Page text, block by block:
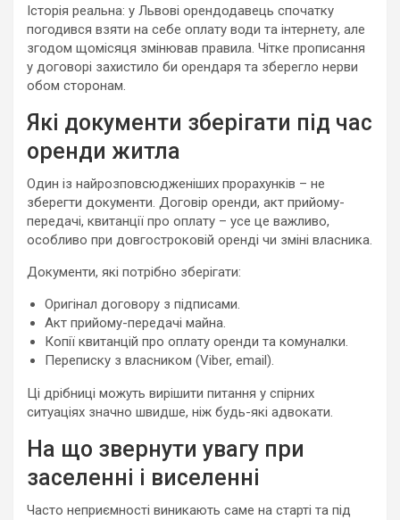
Історія реальна: у Львові орендодавець спочатку
погодився взяти на себе оплату води та інтернету, але
згодом щомісяця змінював правила. Чітке прописання
у договорі захистило би орендаря та зберегло нерви
обом сторонам.
Які документи зберігати під час
оренди житла
Один із найрозповсюдженіших прорахунків – не
зберегти документи. Договір оренди, акт прийому-
передачі, квитанції про оплату – усе це важливо,
особливо при довгостроковій оренді чи зміні власника.
Документи, які потрібно зберігати:
Оригінал договору з підписами.
Акт прийому-передачі майна.
Копії квитанцій про оплату оренди та комуналки.
Переписку з власником (Viber, email).
Ці дрібниці можуть вирішити питання у спірних
ситуаціях значно швидше, ніж будь-які адвокати.
На що звернути увагу при
заселенні і виселенні
Часто неприємності виникають саме на старті та під